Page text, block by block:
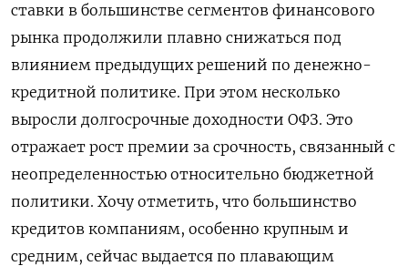
ставки в большинстве сегментов финансового
рынка продолжили плавно снижаться под
влиянием предыдущих решений по денежно-
кредитной политике. При этом несколько
выросли долгосрочные доходности ОФЗ. Это ​
отражает рост премии за срочность, связанный с
неопределенностью относительно бюджетной
политики. Хочу отметить, что большинство
кредитов компаниям, ​особенно крупным и
средним, сейчас выдается по плавающим